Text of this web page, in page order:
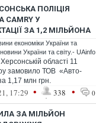
ПОЛІЦІЯ
CAMRY У
ЗА 1,2 МІЛЬЙОНА
економіки України та
України та світу.- UAinfo
області 11
замовило ТОВ «Авто-
1,17 млн грн.
17:29 • 338 • 0
ЗА МІЛЬЙОН